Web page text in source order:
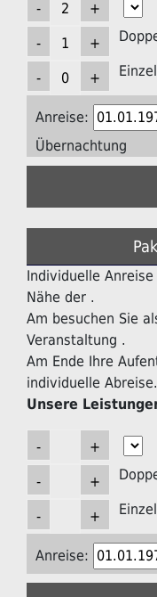
Anreise:
Übernachtung
Individuelle
Nähe der .
Am besuchen Sie
Veranstaltung .
Am Ende Ihre
individuelle Abreise.
Unsere
Anreise: